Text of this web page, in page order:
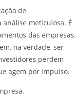
de
meticulosa. É
das empresas.
na verdade, ser
perdem
agem por impulso.